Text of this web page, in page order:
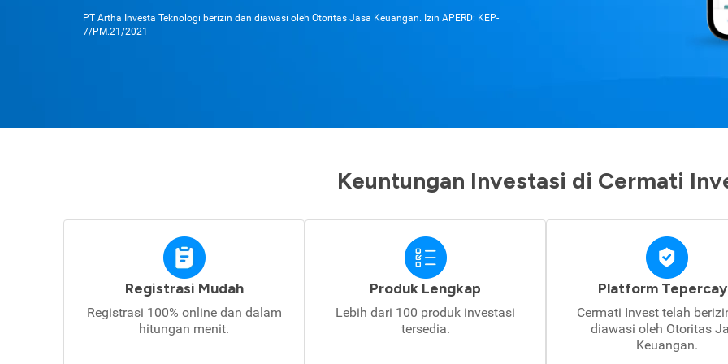
PT Artha Investa Teknologi berizin dan diawasi oleh Otoritas Jasa Keuangan. Izin APERD: KEP-
7/PM.21/2021
Keuntungan Investasi di Cermati
Registrasi Mudah
Registrasi 100% online dan dalam
hitungan menit.
Produk Lengkap
Lebih dari 100 produk investasi
tersedia.
Platform
Cermati Invest telah
diawasi oleh Otoritas
Keuangan.